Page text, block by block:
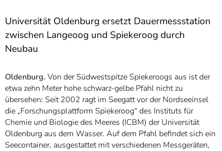
Universität Oldenburg ersetzt Dauermessstation
zwischen Langeoog und Spiekeroog durch
Neubau
Oldenburg. Von der Südwestspitze Spiekeroogs aus ist der
etwa zehn Meter hohe schwarz-gelbe Pfahl nicht zu
übersehen: Seit 2002 ragt im Seegatt vor der Nordseeinsel
die „Forschungsplattform Spiekeroog“ des Instituts für
Chemie und Biologie des Meeres (ICBM) der Universität
Oldenburg aus dem Wasser. Auf dem Pfahl befindet sich ein
Seecontainer, ausgestattet mit verschiedenen Messgeräten,